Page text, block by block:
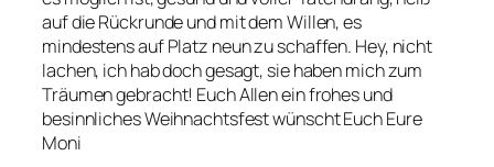
auf die Rückrunde und mit dem Willen, es
mindestens auf Platz neun zu schaffen. Hey, nicht
lachen, ich hab doch gesagt, sie haben mich zum
Träumen gebracht! Euch Allen ein frohes und
besinnliches Weihnachtsfest wünscht Euch Eure
Moni